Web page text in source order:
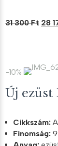
31 300Ft
300
28
-10%
Új ezüst
Cikkszám:
Finomság: